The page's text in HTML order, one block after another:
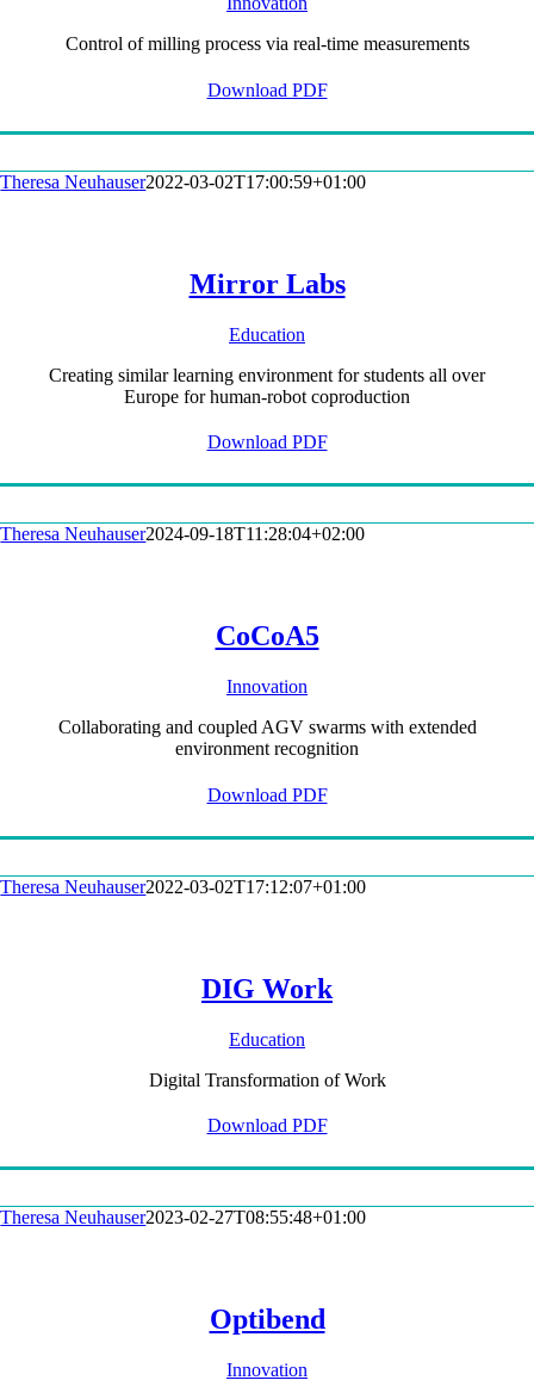
Control of milling process via real-time measurements
Download PDF
Theresa Neuhauser2022-03-02T17:00:59+01:00
Mirror Labs
Education
Creating similar learning environment for students all over
Europe for human-robot coproduction
Download PDF
Theresa Neuhauser2024-09-18T11:28:04+02:00
CoCoA5
Innovation
Collaborating and coupled AGV swarms with extended
environment recognition
Download PDF
Theresa Neuhauser2022-03-02T17:12:07+01:00
DIG Work
Education
Digital Transformation of Work
Download PDF
Theresa Neuhauser2023-02-27T08:55:48+01:00
Optibend
Innovation